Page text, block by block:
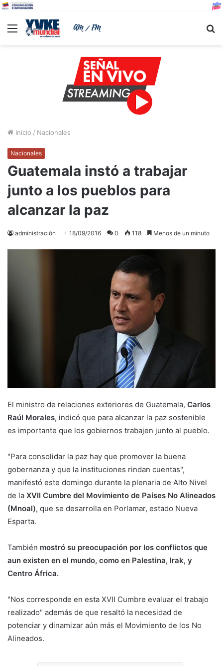
Menu
Inicio / Nacionales
Nacionales
Guatemala instó a trabajar
junto a los pueblos para
alcanzar la paz
administración 18/09/2016 0 118 Menos de un minuto
El ministro de relaciones exteriores de Guatemala, Carlos
Raúl Morales, indicó que para alcanzar la paz sostenible
es importante que los gobiernos trabajen junto al pueblo.
"Para consolidar la paz hay que promover la buena
gobernanza y que la instituciones rindan cuentas",
manifestó este domingo durante la plenaria de Alto Nivel
de la XVII Cumbre del Movimiento de Países No Alineados
(Mnoal), que se desarrolla en Porlamar, estado Nueva
Esparta.
También mostró su preocupación por los conflictos que
aun existen en el mundo, como en Palestina, Irak, y
Centro África.
"Nos corresponde en esta XVII Cumbre evaluar el trabajo
realizado" además de que resaltó la necesidad de
potenciar y dinamizar aún más el Movimiento de los No
Alineados.